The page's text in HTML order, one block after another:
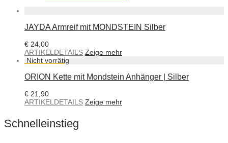
JAYDA Armreif mit MONDSTEIN Silber
€ 24,00
ARTIKELDETAILS Zeige mehr
ORION Kette mit Mondstein Anhänger | Silber
€ 21,90
ARTIKELDETAILS Zeige mehr
Schnelleinstieg